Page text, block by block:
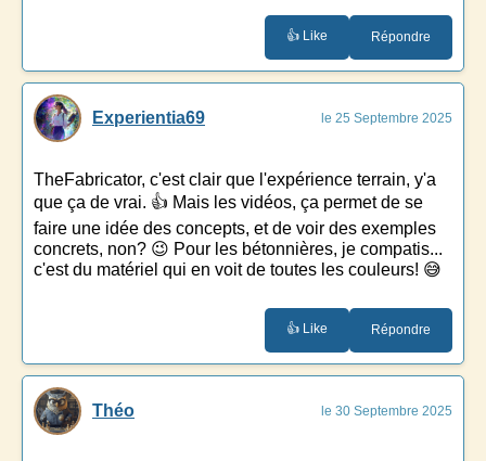
👍 Like Répondre
Experientia69 le 25 Septembre 2025
TheFabricator, c'est clair que l'expérience terrain, y'a
que ça de vrai. 👍 Mais les vidéos, ça permet de se
faire une idée des concepts, et de voir des exemples
concrets, non? 😉 Pour les bétonnières, je compatis...
c'est du matériel qui en voit de toutes les couleurs! 😅
👍 Like Répondre
Théo le 30 Septembre 2025